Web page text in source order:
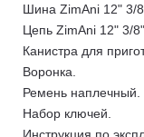
Шина высотореза
делает его
так и толстых
что делает его
сможете легко
значительной
сосредоточиться на
того, являетесь ли
Шина ZimAni 12" 3/
Цепь ZimAni 12" 3/
Канистра для
Воронка.
Ремень наплечный.
Набор ключей.